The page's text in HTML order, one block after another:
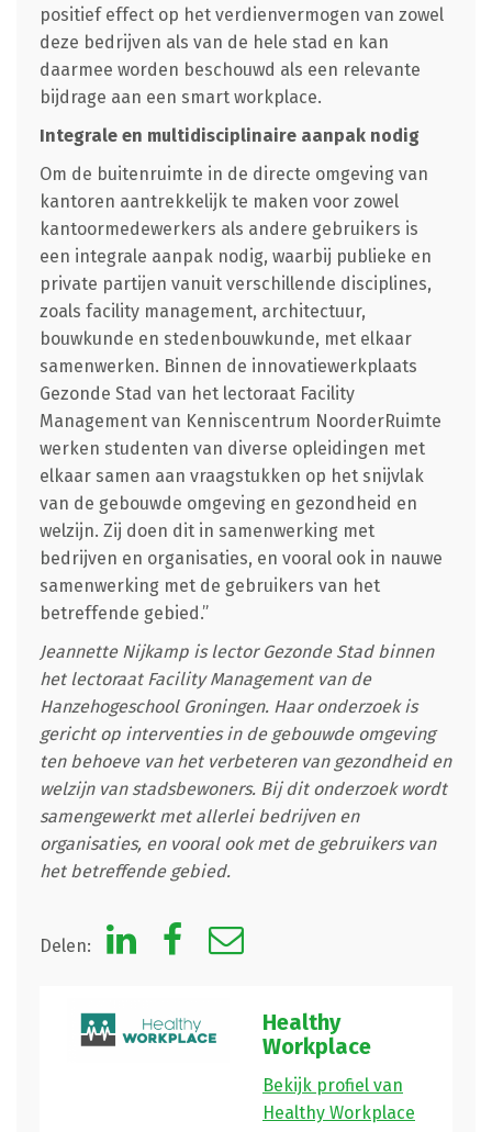
positief effect op het verdienvermogen van zowel
deze bedrijven als van de hele stad en kan
daarmee worden beschouwd als een relevante
bijdrage aan een smart workplace.
Integrale en multidisciplinaire aanpak nodig
Om de buitenruimte in de directe omgeving van
kantoren aantrekkelijk te maken voor zowel
kantoormedewerkers als andere gebruikers is
een integrale aanpak nodig, waarbij publieke en
private partijen vanuit verschillende disciplines,
zoals facility management, architectuur,
bouwkunde en stedenbouwkunde, met elkaar
samenwerken. Binnen de innovatiewerkplaats
Gezonde Stad van het lectoraat Facility
Management van Kenniscentrum NoorderRuimte
werken studenten van diverse opleidingen met
elkaar samen aan vraagstukken op het snijvlak
van de gebouwde omgeving en gezondheid en
welzijn. Zij doen dit in samenwerking met
bedrijven en organisaties, en vooral ook in nauwe
samenwerking met de gebruikers van het
betreffende gebied.”
Jeannette Nijkamp is lector Gezonde Stad binnen
het lectoraat Facility Management van de
Hanzehogeschool Groningen. Haar onderzoek is
gericht op interventies in de gebouwde omgeving
ten behoeve van het verbeteren van gezondheid en
welzijn van stadsbewoners. Bij dit onderzoek wordt
samengewerkt met allerlei bedrijven en
organisaties, en vooral ook met de gebruikers van
het betreffende gebied.
Delen:
Healthy
Workplace
Bekijk profiel van
Healthy Workplace